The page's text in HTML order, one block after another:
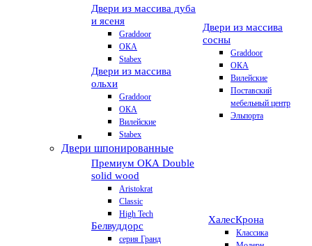
Двери из массива дуба
и ясеня
Graddoor
ОКА
Stabex
Двери из массива
ольхи
Graddoor
ОКА
Вилейские
Stabex
Двери из массива
сосны
Graddoor
ОКА
Вилейские
Поставский
мебельный центр
Эльпорта
Двери шпонированные
Премиум ОКА Double
solid wood
Aristokrat
Classic
High Tech
Белвуддорс
серия Гранд
ХалесКрона
Классика